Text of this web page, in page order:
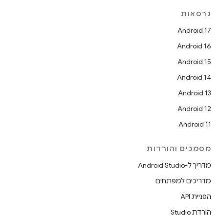
גרסאות
Android 17
Android 16
Android 15
Android 14
Android 13
Android 12
Android 11
מסמכים והורדות
מדריך ל-Android Studio
מדריכים למפתחים
הפניית API
הורדת Studio